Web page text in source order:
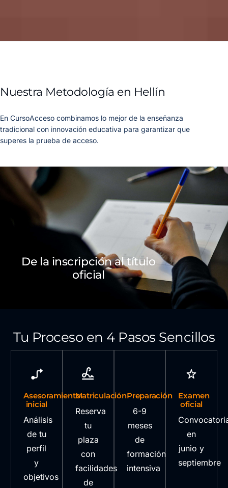
Nuestra Metodología en Hellín
En CursoAcceso combinamos lo mejor de la enseñanza
tradicional con innovación educativa para garantizar que
superes la prueba de acceso.
De la inscripción al título
oficial
Tu Proceso en 4 Pasos Sencillos
Asesoramiento
inicial
Análisis
de tu
perfil
y
objetivos
Matriculación
Reserva
tu
plaza
con
facilidades
de
Preparación
6-9
meses
de
formación
intensiva
Examen
oficial
en
junio y
septiembre